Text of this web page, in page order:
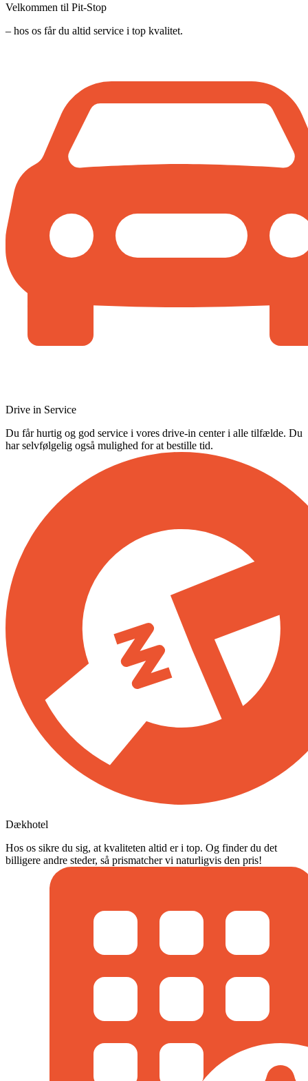
Velkommen til Pit-Stop
– hos os får du altid service i top kvalitet.
Drive in Service
Du får hurtig og god service i vores drive-in center i alle tilfælde. Du
har selvfølgelig også mulighed for at bestille tid.
Dækhotel
Hos os sikre du sig, at kvaliteten altid er i top. Og finder du det
billigere andre steder, så prismatcher vi naturligvis den pris!